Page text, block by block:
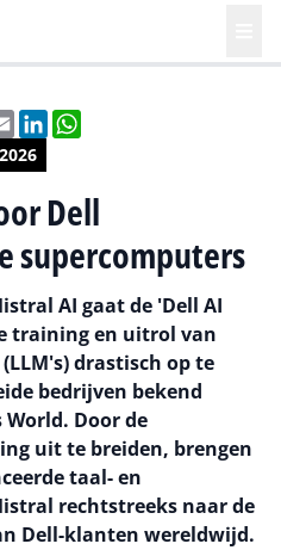
EmailLinkedIn
Dell
supercomputers
AI gaat de 'Dell AI
training en uitrol van
drastisch op te
bedrijven bekend
Door de
uit te breiden, brengen
taal- en
rechtstreeks naar de
Dell-klanten wereldwijd.